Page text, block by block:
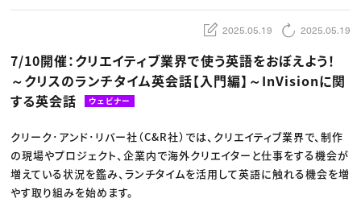
ディレクション
ゲームクリエイター
クリエイターインタビュー
C＆R Magazine
ニュース・トレンド トップ
Web
映像
ゲーム・エンタメ
広告
CREATIVE VILLAGEからのお知らせ
プロフェッショナル×つながる×メディア
2025.05.19 2025.05.19
7/10開催：クリエイティブ業界で使う英語をおぼえよう！
～クリスのランチタイム英会話【入門編】～InVisionに関
する英会話
ウェビナー
クリーク･アンド･リバー社（C&R社）では、クリエイティブ業界で、制作
の現場やプロジェクト、企業内で海外クリエイターと仕事をする機会が
増えている状況を鑑み、ランチタイムを活用して英語に触れる機会を増
やす取り組みを始めます。